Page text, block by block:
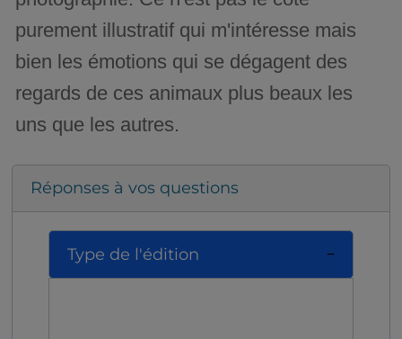
purement illustratif qui m'intéresse mais
bien les émotions qui se dégagent des
regards de ces animaux plus beaux les
uns que les autres.
Réponses à vos questions
Type de l'édition